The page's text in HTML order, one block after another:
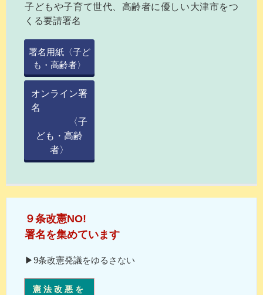
子どもや子育て世代、高齢者に優しい大津市をつ
くる要請署名
署名用紙〈子ど
も・高齢者〉
オンライン署
名
〈子
ども・高齢
者〉
９条改憲NO!
署名を集めています
▶9条改憲発議をゆるさない
憲法改悪を